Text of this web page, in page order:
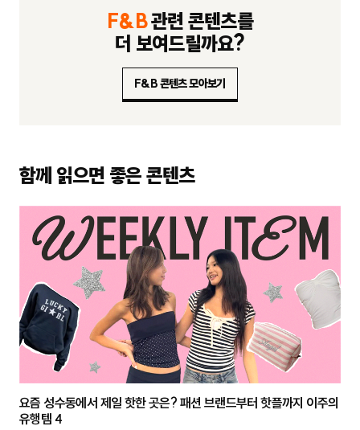
F&B관련 콘텐츠를
더 보여드릴까요?
F&B 콘텐츠 모아보기
함께 읽으면 좋은 콘텐츠
요즘 성수동에서 제일 핫한 곳은? 패션 브랜드부터 핫플까지 이주의
유행템 4